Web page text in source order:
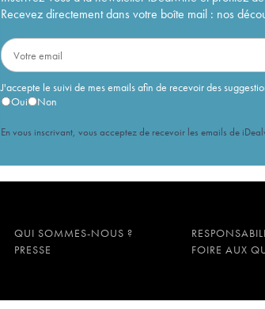
Recevez directement dans votre boîte mail : nos
J'accepte le suivi de mes emails afin de recevoir des
Oui
Non
En vous inscrivant, vous acceptez de recevoir les emails de
QUI SOMMES-NOUS ?
PRESSE FOIRE AUX